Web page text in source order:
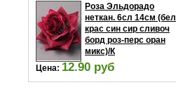
Роза Эльдорадо
неткан. 6сл 14см (бел
крас син сир сливоч
борд роз-перс оран
микс)/К
Цена: 12.90 руб
В корзину »